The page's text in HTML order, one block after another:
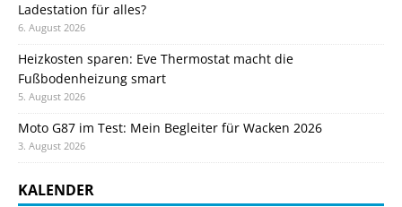
Ladestation für alles?
6. August 2026
Heizkosten sparen: Eve Thermostat macht die
Fußbodenheizung smart
5. August 2026
Moto G87 im Test: Mein Begleiter für Wacken 2026
3. August 2026
KALENDER